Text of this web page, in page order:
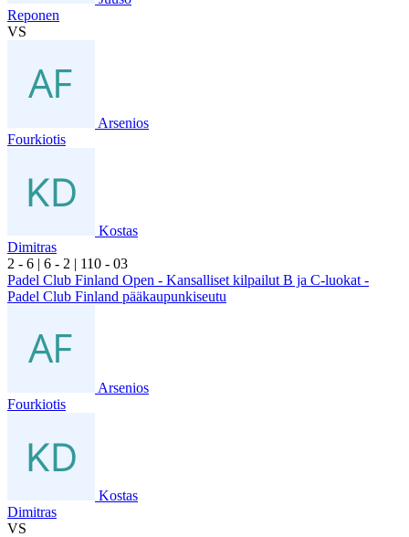
Reponen
VS
Arsenios
Fourkiotis
Kostas
Dimitras
2 - 6 | 6 - 2 | 110 - 03
Padel Club Finland Open - Kansalliset kilpailut B ja C-luokat -
Padel Club Finland pääkaupunkiseutu
Arsenios
Fourkiotis
Kostas
Dimitras
VS